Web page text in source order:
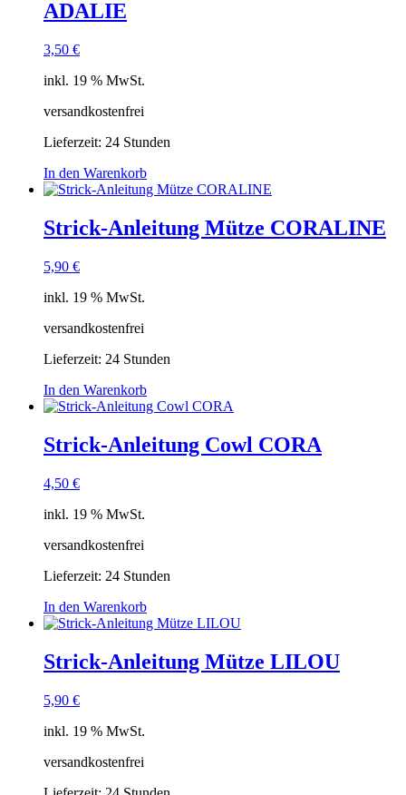
ADALIE
3,50 €
inkl. 19 % MwSt.
versandkostenfrei
Lieferzeit: 24 Stunden
In den Warenkorb
Strick-Anleitung Mütze CORALINE
5,90 €
inkl. 19 % MwSt.
versandkostenfrei
Lieferzeit: 24 Stunden
In den Warenkorb
Strick-Anleitung Cowl CORA
4,50 €
inkl. 19 % MwSt.
versandkostenfrei
Lieferzeit: 24 Stunden
In den Warenkorb
Strick-Anleitung Mütze LILOU
5,90 €
inkl. 19 % MwSt.
versandkostenfrei